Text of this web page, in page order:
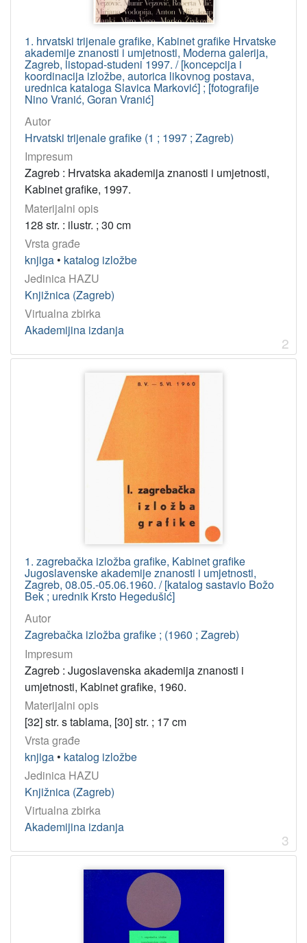
1. hrvatski trijenale grafike, Kabinet grafike Hrvatske
akademije znanosti i umjetnosti, Moderna galerija,
Zagreb, listopad-studeni 1997. / [koncepcija i
koordinacija izložbe, autorica likovnog postava,
urednica kataloga Slavica Marković] ; [fotografije
Nino Vranić, Goran Vranić]
Autor
Hrvatski trijenale grafike (1 ; 1997 ; Zagreb)
Impresum
Zagreb : Hrvatska akademija znanosti i umjetnosti,
Kabinet grafike, 1997.
Materijalni opis
128 str. : ilustr. ; 30 cm
Vrsta građe
knjiga • katalog izložbe
Jedinica HAZU
Knjižnica (Zagreb)
Virtualna zbirka
Akademijina izdanja
2
1. zagrebačka izložba grafike, Kabinet grafike
Jugoslavenske akademije znanosti i umjetnosti,
Zagreb, 08.05.-05.06.1960. / [katalog sastavio Božo
Bek ; urednik Krsto Hegedušić]
Autor
Zagrebačka izložba grafike ; (1960 ; Zagreb)
Impresum
Zagreb : Jugoslavenska akademija znanosti i
umjetnosti, Kabinet grafike, 1960.
Materijalni opis
[32] str. s tablama, [30] str. ; 17 cm
Vrsta građe
knjiga • katalog izložbe
Jedinica HAZU
Knjižnica (Zagreb)
Virtualna zbirka
Akademijina izdanja
3